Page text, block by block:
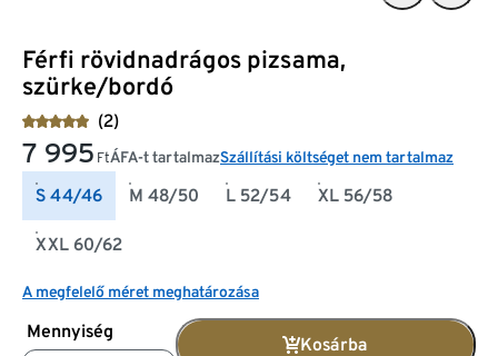
Férfi rövidnadrágos pizsama,
szürke/bordó
(2)
7 995 FtÁFA-t tartalmazSzállítási költséget nem tartalmaz
S 44/46 M 48/50 L 52/54 XL 56/58
XXL 60/62
A megfelelő méret meghatározása
Mennyiség
Kosárba